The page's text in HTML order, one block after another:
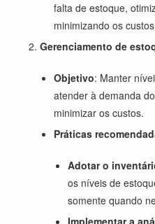
falta de estoque,
minimizando os
Gerenciamento de
Objetivo: Manter
atender à demanda
minimizar os custos.
Práticas
Adotar o
os níveis de
somente quando
Implementar a